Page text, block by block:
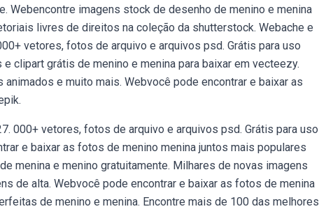
Webencontre imagens stock de desenho de menino e menina
livres de direitos na coleção da shutterstock. Webache e
vetores, fotos de arquivo e arquivos psd. Grátis para uso
clipart grátis de menino e menina para baixar em vecteezy.
e muito mais. Webvocê pode encontrar e baixar as
000+ vetores, fotos de arquivo e arquivos psd. Grátis para uso
e baixar as fotos de menino menina juntos mais populares
menina e menino gratuitamente. Milhares de novas imagens
de alta. Webvocê pode encontrar e baixar as fotos de menina
de menino e menina. Encontre mais de 100 das melhores